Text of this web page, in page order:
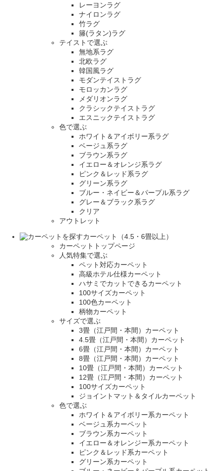
レーヨンラグ
ナイロンラグ
竹ラグ
籐(ラタン)ラグ
テイストで選ぶ
無地系ラグ
北欧ラグ
韓国風ラグ
モダンテイストラグ
モロッカンラグ
メダリオンラグ
クラシックテイストラグ
エスニックテイストラグ
色で選ぶ
ホワイト＆アイボリー系ラグ
ベージュ系ラグ
ブラウン系ラグ
イエロー＆オレンジ系ラグ
ピンク＆レッド系ラグ
グリーン系ラグ
ブルー・ネイビー＆パープル系ラグ
グレー＆ブラック系ラグ
クリア
アウトレット
カーペット（4.5・6畳以上）
カーペットトップページ
人気特集で選ぶ
ペット対応カーペット
高級ホテル仕様カーペット
ハサミでカットできるカーペット
100サイズカーペット
100色カーペット
柄物カーペット
サイズで選ぶ
3畳（江戸間・本間）カーペット
4.5畳（江戸間・本間）カーペット
6畳（江戸間・本間）カーペット
8畳（江戸間・本間）カーペット
10畳（江戸間・本間）カーペット
12畳（江戸間・本間）カーペット
100サイズカーペット
ジョイントマット＆タイルカーペット
色で選ぶ
ホワイト＆アイボリー系カーペット
ベージュ系カーペット
ブラウン系カーペット
イエロー＆オレンジー系カーペット
ピンク＆レッド系カーペット
グリーン系カーペット